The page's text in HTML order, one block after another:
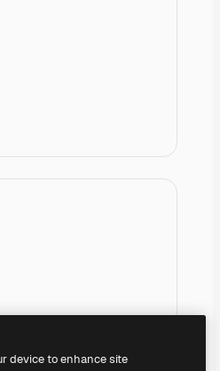
device to enhance site